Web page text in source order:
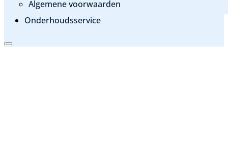
Algemene voorwaarden
Onderhoudsservice